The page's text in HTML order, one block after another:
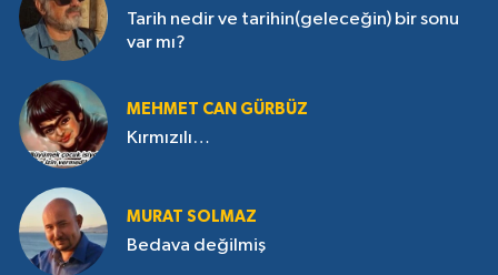
Tarih nedir ve tarihin(geleceğin) bir sonu
var mı?
MEHMET CAN GÜRBÜZ
Kırmızılı…
MURAT SOLMAZ
Bedava değilmiş